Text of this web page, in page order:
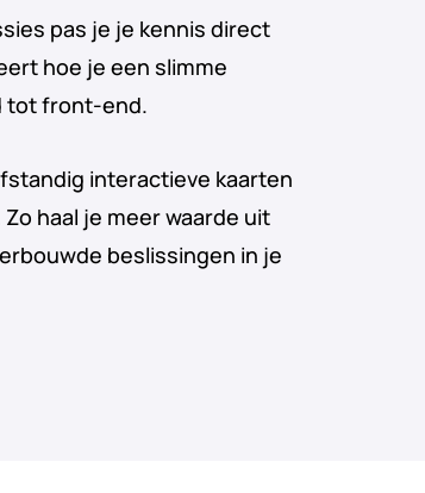
pas je je kennis direct
hoe je een slimme
tot front-end.
interactieve kaarten
haal je meer waarde uit
beslissingen in je